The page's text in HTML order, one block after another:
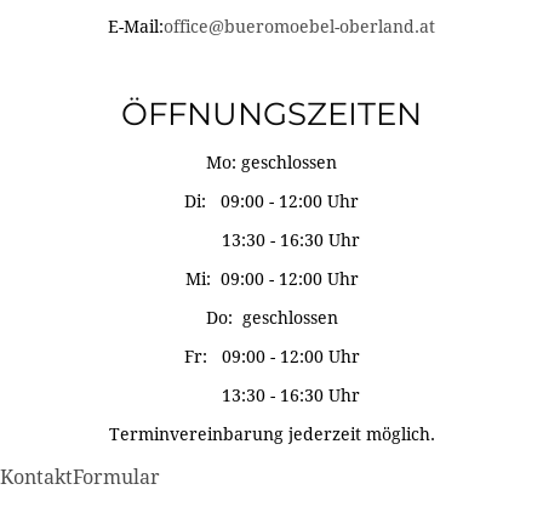
E-Mail:office@bueromoebel-oberland.at
ÖFFNUNGSZEITEN
Mo: geschlossen
Di: 09:00 - 12:00 Uhr
13:30 - 16:30 Uhr
Mi: 09:00 - 12:00 Uhr
Do: geschlossen
Fr: 09:00 - 12:00 Uhr
13:30 - 16:30 Uhr
Terminvereinbarung jederzeit möglich.
KontaktFormular